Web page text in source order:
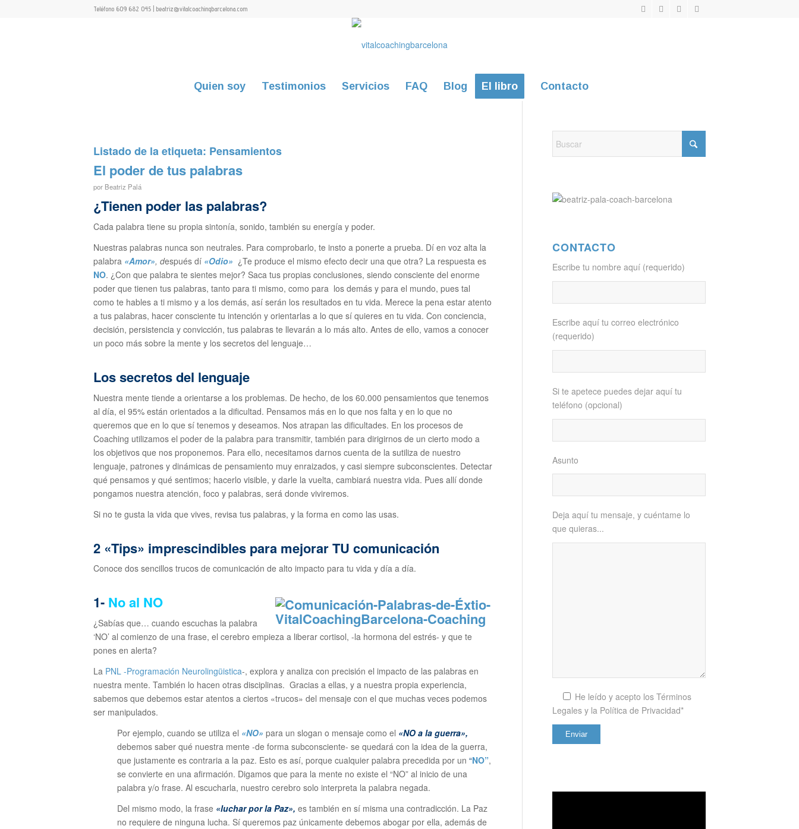
Teléfono 609 682 045 | beatriz@vitalcoachingbarcelona.com
Quien soy Testimonios Servicios FAQ Blog El libro Contacto
Listado de la etiqueta: Pensamientos
El poder de tus palabras
por Beatriz Palá
¿Tienen poder las palabras?
Cada palabra tiene su propia sintonía, sonido, también su energía y poder.
Nuestras palabras nunca son neutrales. Para comprobarlo, te insto a ponerte a prueba. Dí en voz alta la
palabra «Amor», después dí «Odio» ¿Te produce el mismo efecto decir una que otra? La respuesta es
NO. ¿Con que palabra te sientes mejor? Saca tus propias conclusiones, siendo consciente del enorme
poder que tienen tus palabras, tanto para ti mismo, como para los demás y para el mundo, pues tal
como te hables a ti mismo y a los demás, así serán los resultados en tu vida. Merece la pena estar atento
a tus palabras, hacer consciente tu intención y orientarlas a lo que sí quieres en tu vida. Con conciencia,
decisión, persistencia y convicción, tus palabras te llevarán a lo más alto. Antes de ello, vamos a conocer
un poco más sobre la mente y los secretos del lenguaje…
Los secretos del lenguaje
Nuestra mente tiende a orientarse a los problemas. De hecho, de los 60.000 pensamientos que tenemos
al día, el 95% están orientados a la dificultad. Pensamos más en lo que nos falta y en lo que no
queremos que en lo que sí tenemos y deseamos. Nos atrapan las dificultades. En los procesos de
Coaching utilizamos el poder de la palabra para transmitir, también para dirigirnos de un cierto modo a
los objetivos que nos proponemos. Para ello, necesitamos darnos cuenta de la sutiliza de nuestro
lenguaje, patrones y dinámicas de pensamiento muy enraizados, y casi siempre subconscientes. Detectar
qué pensamos y qué sentimos; hacerlo visible, y darle la vuelta, cambiará nuestra vida. Pues allí donde
pongamos nuestra atención, foco y palabras, será donde viviremos.
Si no te gusta la vida que vives, revisa tus palabras, y la forma en como las usas.
2 «Tips» imprescindibles para mejorar TU comunicación
Conoce dos sencillos trucos de comunicación de alto impacto para tu vida y día a día.
1- No al NO
¿Sabías que… cuando escuchas la palabra
‘NO’ al comienzo de una frase, el cerebro empieza a liberar cortisol, -la hormona del estrés- y que te
pones en alerta?
La PNL -Programación Neurolingüistica-, explora y analiza con precisión el impacto de las palabras en
nuestra mente. También lo hacen otras disciplinas. Gracias a ellas, y a nuestra propia experiencia,
sabemos que debemos estar atentos a ciertos «trucos» del mensaje con el que muchas veces podemos
ser manipulados.
Por ejemplo, cuando se utiliza el «NO» para un slogan o mensaje como el «NO a la guerra»,
debemos saber qué nuestra mente -de forma subconsciente- se quedará con la idea de la guerra,
que justamente es contraria a la paz. Esto es así, porque cualquier palabra precedida por un “NO”,
se convierte en una afirmación. Digamos que para la mente no existe el “NO” al inicio de una
palabra y/o frase. Al escucharla, nuestro cerebro solo interpreta la palabra negada.
Del mismo modo, la frase «luchar por la Paz», es también en sí misma una contradicción. La Paz
no requiere de ninguna lucha. Sí queremos paz únicamente debemos abogar por ella, además de
CONTACTO
Escribe tu nombre aquí (requerido)
Escribe aquí tu correo electrónico
(requerido)
Si te apetece puedes dejar aquí tu
teléfono (opcional)
Asunto
Deja aquí tu mensaje, y cuéntame lo
que quieras...
He leído y acepto los Términos
Legales y la Política de Privacidad*